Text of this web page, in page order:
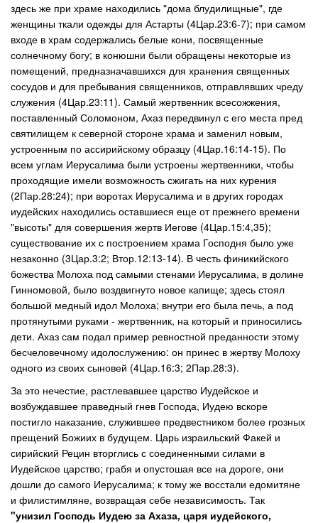
здесь же при храме находились "дома блудилищные", где
женщины ткали одежды для Астарты (4Цар.23:6-7); при самом
входе в храм содержались белые кони, посвященные
солнечному богу; в конюшни были обращены некоторые из
помещений, предназначавшихся для хранения священных
сосудов и для пребывания священников, отправлявших чреду
служения (4Цар.23:11). Самый жертвенник всесожжения,
поставленный Соломоном, Ахаз передвинул с его места пред
святилищем к северной стороне храма и заменил новым,
устроенным по ассирийскому образцу (4Цар.16:14-15). По
всем углам Иерусалима были устроены жертвенники, чтобы
проходящие имели возможность сжигать на них курения
(2Пар.28:24); при воротах Иерусалима и в других городах
иудейских находились оставшиеся еще от прежнего времени
"высоты" для совершения жертв Иегове (4Цар.15:4,35);
существование их с построением храма Господня было уже
незаконно (3Цар.3:2; Втор.12:13-14). В честь финикийского
божества Молоха под самыми стенами Иерусалима, в долине
Гинномовой, было воздвигнуто новое капище; здесь стоял
большой медный идол Молоха; внутри его была печь, а под
протянутыми руками - жертвенник, на который и приносились
дети. Ахаз сам подал пример ревностной преданности этому
бесчеловечному идолослужению: он принес в жертву Молоху
одного из своих сыновей (4Цар.16:3; 2Пар.28:3).
За это нечестие, растлевавшее царство Иудейское и
возбуждавшее праведный гнев Господа, Иудею вскоре
постигло наказание, служившее предвестником более грозных
прещений Божиих в будущем. Царь израильский Факей и
сирийский Рецин вторглись с соединенными силами в
Иудейское царство; грабя и опустошая все на дороге, они
дошли до самого Иерусалима; к тому же восстали едомитяне
и филистимляне, возвращая себе независимость. Так
"унизил Господь Иудею за Ахаза, царя иудейского,